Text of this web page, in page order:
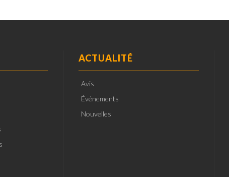
ACTUALITÉ
Avis
Événements
Nouvelles